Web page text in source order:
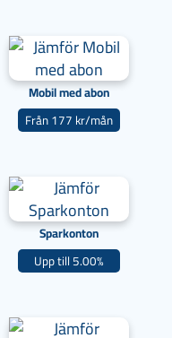
Mobil med abon
Från 177 kr/mån
Sparkonton
Upp till 5.00%